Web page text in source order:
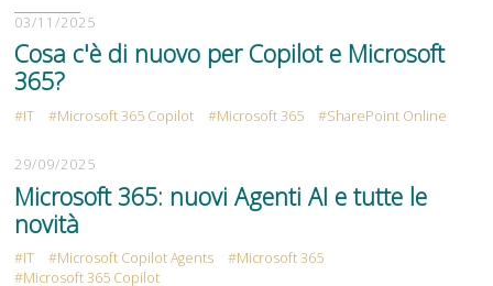
03/11/2025
Cosa c'è di nuovo per Copilot e Microsoft
365?
IT Microsoft 365 Copilot Microsoft 365 SharePoint Online
29/09/2025
Microsoft 365: nuovi Agenti AI e tutte le
novità
IT Microsoft Copilot Agents
Microsoft 365
Microsoft 365 Copilot